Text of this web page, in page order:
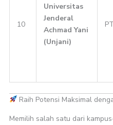
10
Universitas
Jenderal
Achmad Yani
(Unjani)
Raih Potensi Maksimal
Memilih salah satu dari